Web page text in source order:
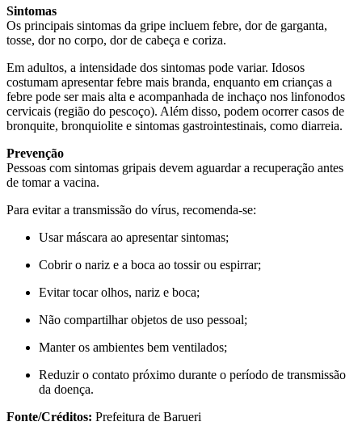
Sintomas
Os principais sintomas da gripe incluem febre, dor de garganta,
tosse, dor no corpo, dor de cabeça e coriza.
Em adultos, a intensidade dos sintomas pode variar. Idosos
costumam apresentar febre mais branda, enquanto em crianças a
febre pode ser mais alta e acompanhada de inchaço nos linfonodos
cervicais (região do pescoço). Além disso, podem ocorrer casos de
bronquite, bronquiolite e sintomas gastrointestinais, como diarreia.
Prevenção
Pessoas com sintomas gripais devem aguardar a recuperação antes
de tomar a vacina.
Para evitar a transmissão do vírus, recomenda-se:
Usar máscara ao apresentar sintomas;
Cobrir o nariz e a boca ao tossir ou espirrar;
Evitar tocar olhos, nariz e boca;
Não compartilhar objetos de uso pessoal;
Manter os ambientes bem ventilados;
Reduzir o contato próximo durante o período de transmissão
da doença.
Fonte/Créditos: Prefeitura de Barueri